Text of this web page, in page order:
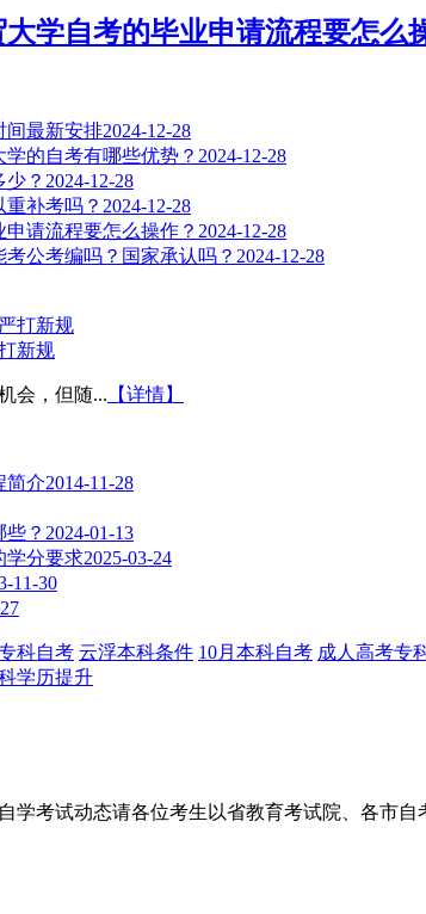
大学自考的毕业申请流程要怎么
间最新安排2024-12-28
学的自考有哪些优势？ 2024-12-28
？ 2024-12-28
补考吗？ 2024-12-28
申请流程要怎么操作？ 2024-12-28
考公考编吗？国家承认吗？ 2024-12-28
新规
会，但随... 【详情】
简介2014-11-28
？ 2024-01-13
学分要求2025-03-24
11-30
科自考 云浮本科条件 10月本科自考 成人高考专
学历提升
考试动态请各位考生以省教育考试院、各市自